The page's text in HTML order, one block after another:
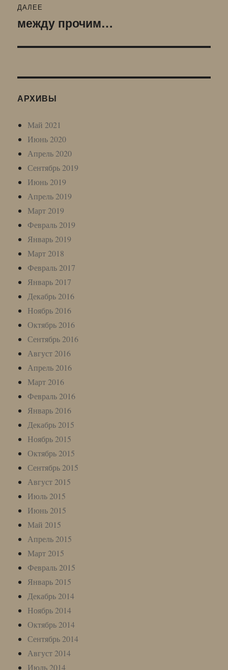
ДАЛЕЕ
Следующая
между прочим…
АРХИВЫ
Май 2021
Июнь 2020
Апрель 2020
Сентябрь 2019
Июнь 2019
Апрель 2019
Март 2019
Февраль 2019
Январь 2019
Март 2018
Февраль 2017
Январь 2017
Декабрь 2016
Ноябрь 2016
Октябрь 2016
Сентябрь 2016
Август 2016
Апрель 2016
Март 2016
Февраль 2016
Январь 2016
Декабрь 2015
Ноябрь 2015
Октябрь 2015
Сентябрь 2015
Август 2015
Июль 2015
Июнь 2015
Май 2015
Апрель 2015
Март 2015
Февраль 2015
Январь 2015
Декабрь 2014
Ноябрь 2014
Октябрь 2014
Сентябрь 2014
Август 2014
Июль 2014